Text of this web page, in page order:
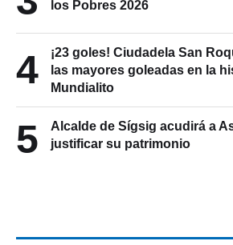
los Pobres 2026
4
¡23 goles! Ciudadela San
las mayores goleadas en la
Mundialito
5
Alcalde de Sígsig acudirá a
justificar su patrimonio